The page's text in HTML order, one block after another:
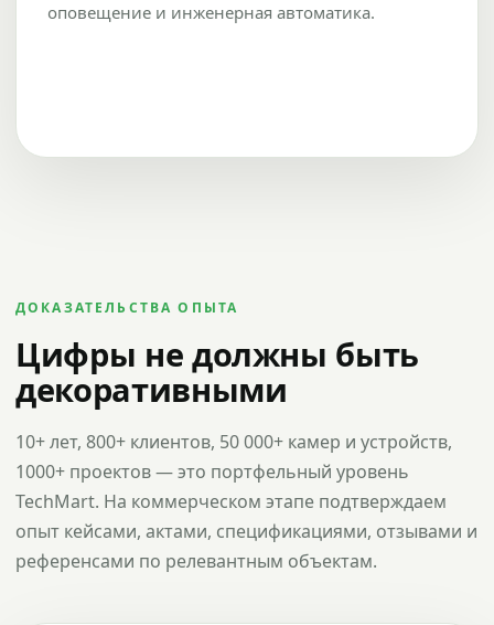
оповещение и инженерная автоматика.
ДОКАЗАТЕЛЬСТВА ОПЫТА
Цифры не должны быть
декоративными
10+ лет, 800+ клиентов, 50 000+ камер и устройств,
1000+ проектов — это портфельный уровень
TechMart. На коммерческом этапе подтверждаем
опыт кейсами, актами, спецификациями, отзывами и
референсами по релевантным объектам.